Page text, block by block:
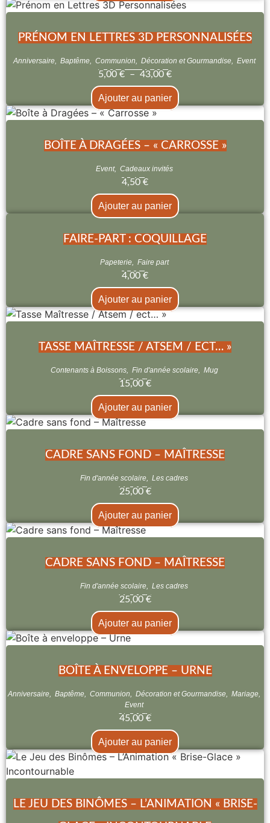
PRÉNOM EN LETTRES 3D PERSONNALISÉES
Anniversaire, Baptême, Communion, Décoration et Gourmandise, Event
5,00 € – 43,00 €
Ajouter au panier
BOÎTE À DRAGÉES – « CARROSSE »
Event, Cadeaux invités
4,50 €
Ajouter au panier
FAIRE-PART : COQUILLAGE
Papeterie, Faire part
4,00 €
Ajouter au panier
TASSE MAÎTRESSE / ATSEM / ECT… »
Contenants à Boissons, Fin d'année scolaire, Mug
15,00 €
Ajouter au panier
CADRE SANS FOND – MAÎTRESSE
Fin d'année scolaire, Les cadres
25,00 €
Ajouter au panier
CADRE SANS FOND – MAÎTRESSE
Fin d'année scolaire, Les cadres
25,00 €
Ajouter au panier
BOÎTE À ENVELOPPE – URNE
Anniversaire, Baptême, Communion, Décoration et Gourmandise, Mariage,
Event
45,00 €
Ajouter au panier
LE JEU DES BINÔMES – L’ANIMATION « BRISE-